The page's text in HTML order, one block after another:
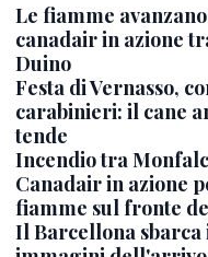
Le fiamme
canadair in azione
Duino
Festa di Vernasso,
carabinieri: il cane
tende
Incendio tra
Canadair in azione
fiamme sul fronte
Il Barcellona